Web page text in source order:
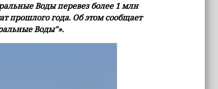
Воды перевез более 1 млн
прошлого года. Об этом сообщает
Воды"».